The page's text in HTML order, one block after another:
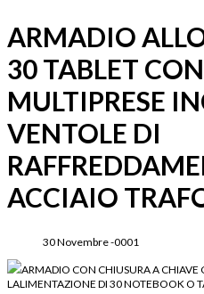
ARMADIO
30 TABLET
MULTIPRESE
VENTOLE DI
ACCIAIO
30 Novembre -0001
ARMADIO CON CHIUSURA A CHIAVE
LALIMENTAZIONE DI 30 NOTEBOOK O